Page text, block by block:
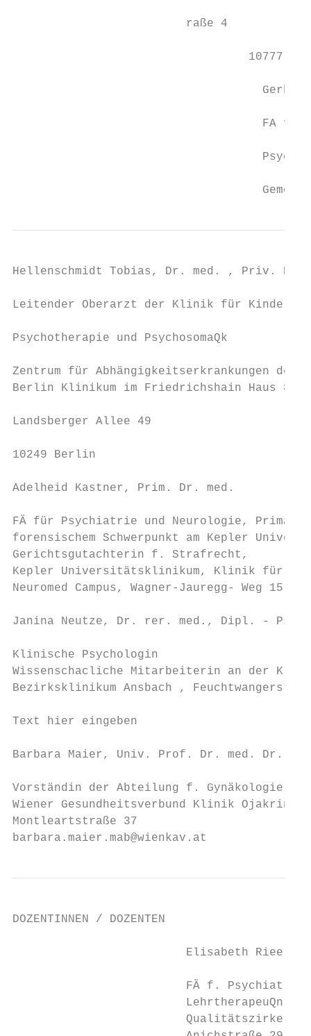
                         raße 4
10777
FA f.
Hellenschmidt Tobias, Dr. med. , Priv. Doz.
Leitender Oberarzt der Klinik für Kinder-
Psychotherapie und PsychosomaQk
Zentrum für Abhängigkeitserkrankungen des
Berlin Klinikum im Friedrichshain Haus 8,
Landsberger Allee 49
10249 Berlin
Adelheid Kastner, Prim. Dr. med.
FÄ für Psychiatrie und Neurologie,
forensischem Schwerpunkt am Kepler
Gerichtsgutachterin f. Strafrecht,
Kepler Universitätsklinikum, Klinik für
Neuromed Campus, Wagner-Jauregg- Weg 15,
Janina Neutze, Dr. rer. med., Dipl. -
Klinische Psychologin
Wissenschacliche Mitarbeiterin an der
Bezirksklinikum Ansbach ,
Text hier eingeben
Barbara Maier, Univ. Prof. Dr. med. Dr.
Vorständin der Abteilung f. Gynäkologie u.
Wiener Gesundheitsverbund Klinik Ojakring
Montleartstraße 37
barbara.maier.mab@wienkav.at
DOZENTINNEN / DOZENTEN
Elisabeth Rieer,
FÄ f.
LehrtherapeuQn
Qualitätszirkel